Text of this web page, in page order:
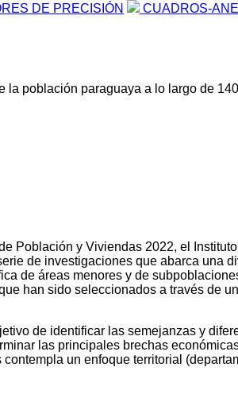
DE PRECISIÓN CUADROS-
población paraguaya a lo largo de
Población y Viviendas 2022, el
de investigaciones que abarca una
de áreas menores y de
han sido seleccionados a través de
de identificar las semejanzas y
las principales brechas
un enfoque territorial